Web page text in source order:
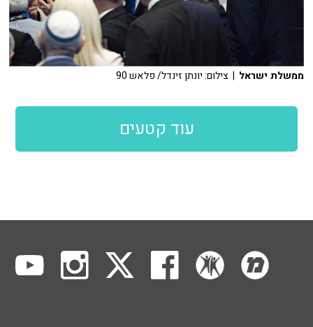
ממשלת ישראל | צילום: יונתן זינדל/ פלאש 90
עוד קטעים